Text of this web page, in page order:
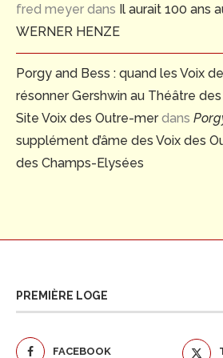
fred meyer dans Il aurait 100 ans
WERNER HENZE
Porgy and Bess : quand les Voix
résonner Gershwin au Théâtre
Site Voix des Outre-merdans
supplément d’âme des Voix des
des Champs-Elysées
PREMIÈRE LOGE
FACEBOOK